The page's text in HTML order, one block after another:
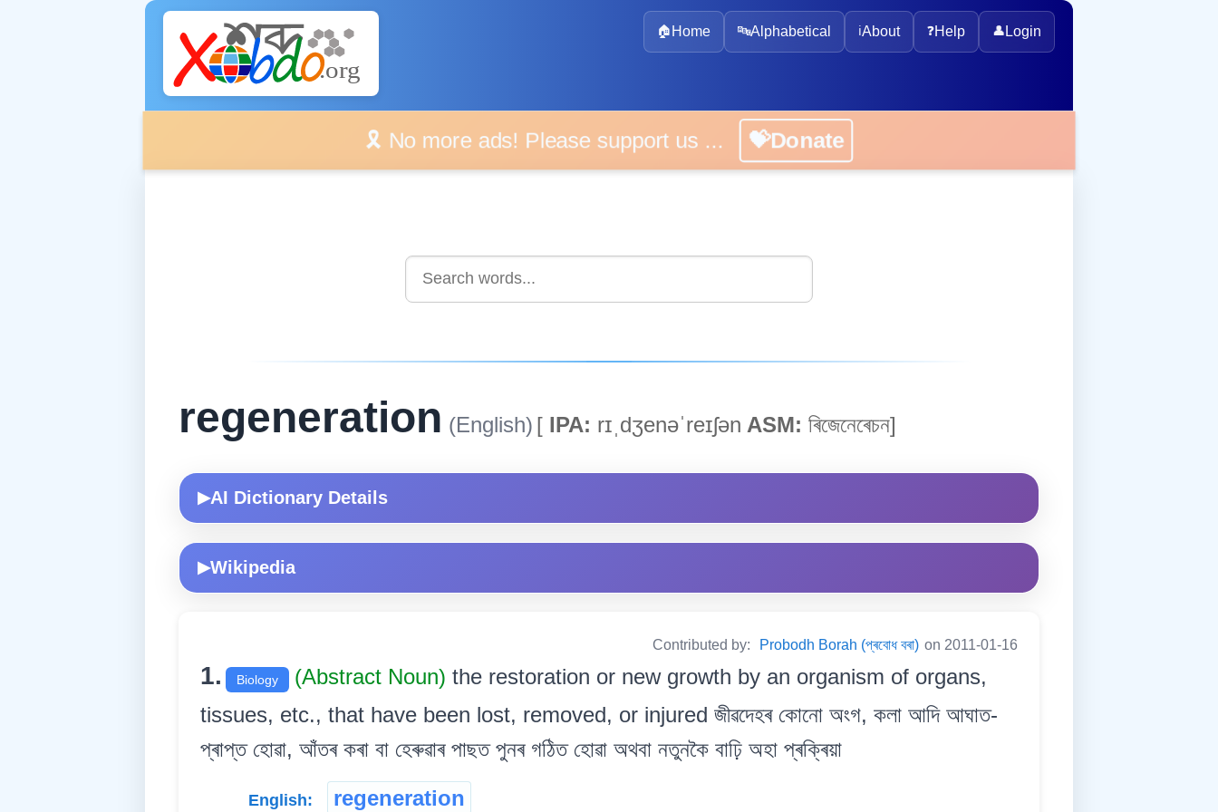
🏠 Home 🔤Alphabetical ℹ️About ❓Help 👤Login
🎗️ No more ads! Please support us ... 💝Donate
regeneration (English) [ IPA: rɪˌdʒenəˈreɪʃən ASM: ৰিজেনেৰেচন]
▶AI Dictionary Details
▶Wikipedia
Contributed by: Probodh Borah (প্ৰবোধ বৰা) on 2011-01-16
1. Biology (Abstract Noun) the restoration or new growth by an organism of organs,
tissues, etc., that have been lost, removed, or injured জীৱদেহৰ কোনো অংগ, কলা আদি আঘাত-
প্ৰাপ্ত হোৱা, আঁতৰ কৰা বা হেৰুৱাৰ পাছত পুনৰ গঠিত হোৱা অথবা নতুনকৈ বাঢ়ি অহা প্ৰক্ৰিয়া
English: regeneration